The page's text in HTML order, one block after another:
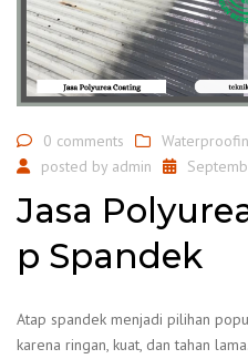
0 comments
posted by admin
Jasa
p Spandek
Atap spandek menjadi pilihan
karena ringan, kuat, dan tahan